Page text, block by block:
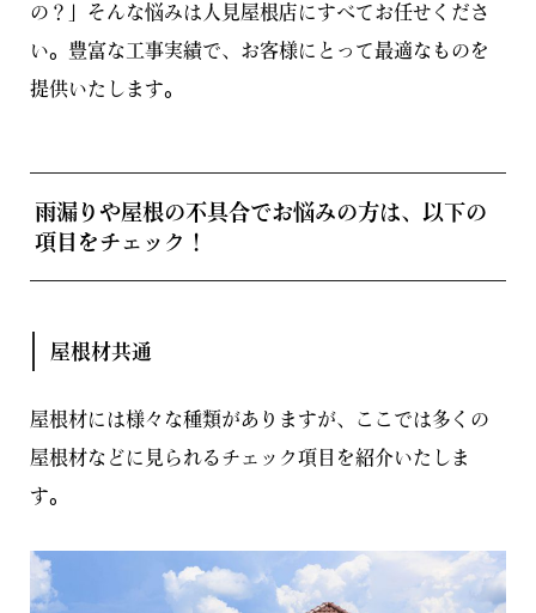
の？」そんな悩みは人見屋根店にすべてお任せくださ
い。豊富な工事実績で、お客様にとって最適なものを
提供いたします。
雨漏りや屋根の不具合でお悩みの方は、以下の
項目をチェック！
屋根材共通
屋根材には様々な種類がありますが、ここでは多くの
屋根材などに見られるチェック項目を紹介いたしま
す。